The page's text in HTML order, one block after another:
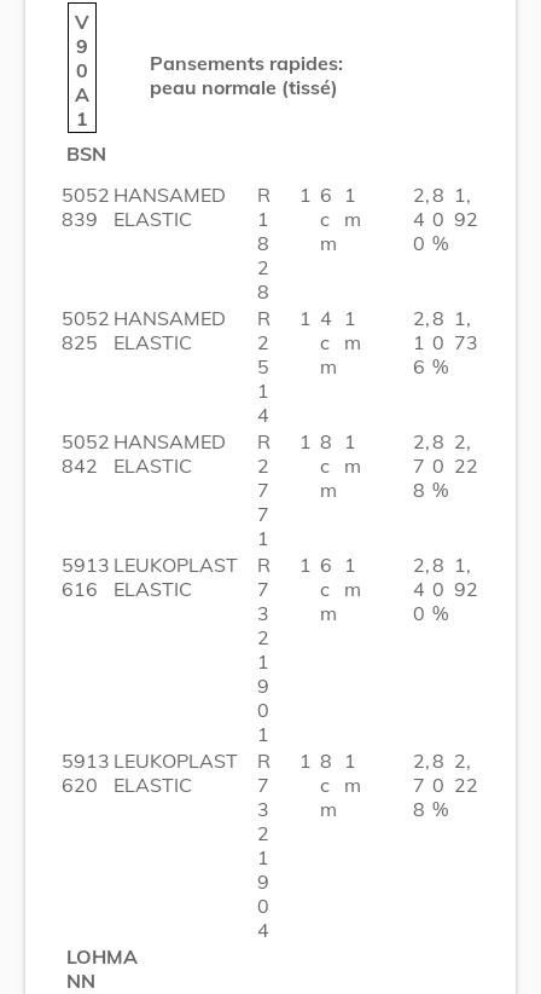
V
9
0
A
1
Pansements rapides:
peau normale (tissé)
BSN
5052
839
HANSAMED
ELASTIC
R
1
8
2
8
1 6
c
m
1
m
2,
4
0
8
0
%
1,
92
5052
825
HANSAMED
ELASTIC
R
2
5
1
4
1 4
c
m
1
m
2,
1
6
8
0
%
1,
73
5052
842
HANSAMED
ELASTIC
R
2
7
7
1
1 8
c
m
1
m
2,
7
8
8
0
%
2,
22
5913
616
LEUKOPLAST
ELASTIC
R
7
3
2
1
9
0
1
1 6
c
m
1
m
2,
4
0
8
0
%
1,
92
5913
620
LEUKOPLAST
ELASTIC
R
7
3
2
1
9
0
4
1 8
c
m
1
m
2,
7
8
8
0
%
2,
22
LOHMA
NN